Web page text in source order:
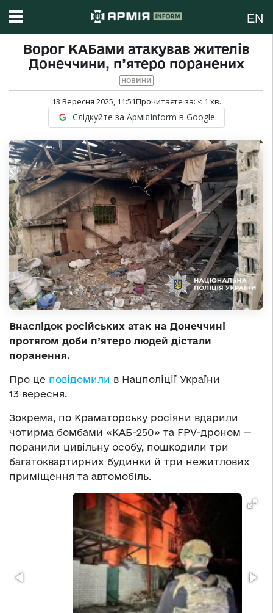
EN
Ворог КАБами атакував жителів
Донеччини, п’ятеро поранених
НОВИНИ
13 Вересня 2025, 11:51Прочитаєте за: < 1 хв.
Слідкуйте за АрміяInform в Google
Внаслідок російських атак на Донеччині
протягом доби п’ятеро людей дістали
поранення.
Про це повідомили в Нацполіції України
13 вересня.
Зокрема, по Краматорську росіяни вдарили
чотирма бомбами «КАБ-250» та FPV-дроном —
поранили цивільну особу, пошкодили три
багатоквартирних будинки й три нежитлових
приміщення та автомобіль.